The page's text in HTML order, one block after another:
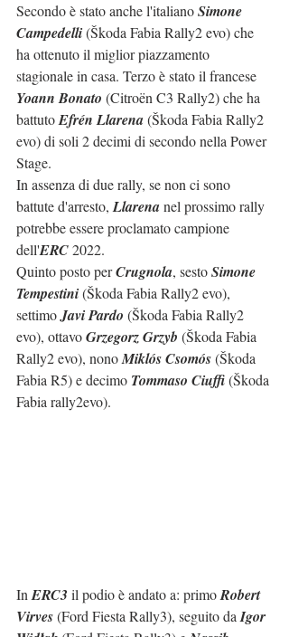
Secondo è stato anche l'italiano Simone
Campedelli (Škoda Fabia Rally2 evo) che
ha ottenuto il miglior piazzamento
stagionale in casa. Terzo è stato il francese
Yoann Bonato (Citroën C3 Rally2) che ha
battuto Efrén Llarena (Škoda Fabia Rally2
evo) di soli 2 decimi di secondo nella Power
Stage.
In assenza di due rally, se non ci sono
battute d'arresto, Llarena nel prossimo rally
potrebbe essere proclamato campione
dell'ERC 2022.
Quinto posto per Crugnola, sesto Simone
Tempestini (Škoda Fabia Rally2 evo),
settimo Javi Pardo (Škoda Fabia Rally2
evo), ottavo Grzegorz Grzyb (Škoda Fabia
Rally2 evo), nono Miklós Csomós (Škoda
Fabia R5) e decimo Tommaso Ciuffi (Škoda
Fabia rally2evo).
In ERC3 il podio è andato a: primo Robert
Virves (Ford Fiesta Rally3), seguito da Igor